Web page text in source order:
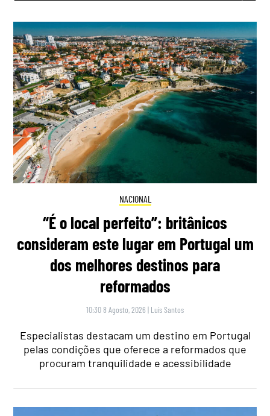
NACIONAL
“É o local perfeito”: britânicos
consideram este lugar em Portugal um
dos melhores destinos para
reformados
10:30 8 Agosto, 2026 | Luís Santos
Especialistas destacam um destino em Portugal
pelas condições que oferece a reformados que
procuram tranquilidade e acessibilidade